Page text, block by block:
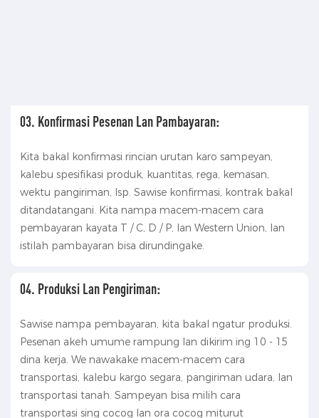
03. Konfirmasi Pesenan Lan Pambayaran:
Kita bakal konfirmasi rincian urutan karo sampeyan,
kalebu spesifikasi produk, kuantitas, rega, kemasan,
wektu pangiriman, lsp. Sawise konfirmasi, kontrak bakal
ditandatangani. Kita nampa macem-macem cara
pembayaran kayata T / C, D / P, lan Western Union, lan
istilah pambayaran bisa dirundingake.
04. Produksi Lan Pengiriman:
Sawise nampa pembayaran, kita bakal ngatur produksi.
Pesenan akeh umume rampung lan dikirim ing 10 - 15
dina kerja. We nawakake macem-macem cara
transportasi, kalebu kargo segara, pangiriman udara, lan
transportasi tanah. Sampeyan bisa milih cara
transportasi sing cocog lan ora cocog miturut